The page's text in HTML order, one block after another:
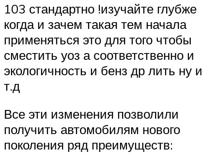
103 стандартно !изучайте глубже
когда и зачем такая тем начала
применяться это для того чтобы
сместить уоз а соответственно и
экологичность и бенз др лить ну и
т.д
Все эти изменения позволили
получить автомобилям нового
поколения ряд преимуществ: